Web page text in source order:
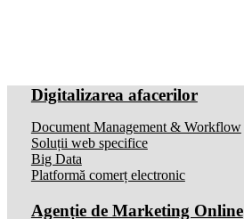
Digitalizarea afacerilor
Document Management & Workflow
Soluții web specifice
Big Data
Platformă comerț electronic
Agenție de Marketing Online